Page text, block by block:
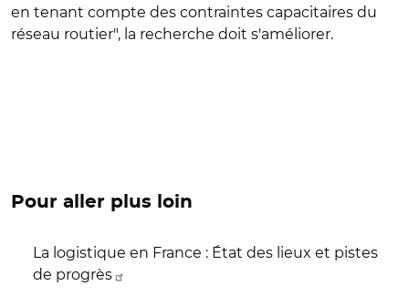
en tenant compte des contraintes capacitaires du
réseau routier", la recherche doit s'améliorer.
Pour aller plus loin
La logistique en France : État des lieux et pistes
de progrès